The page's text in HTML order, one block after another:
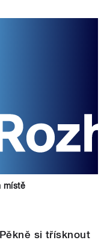
místě
si třísknout